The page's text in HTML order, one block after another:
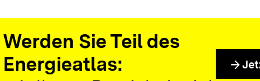
Werden Sie Teil des
Energieatlas:
arrow_forward